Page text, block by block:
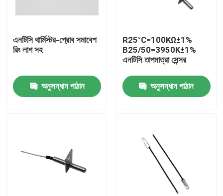
কারখানা ভ্রমণ
যোগাযোগ করুন
সারফেস মাউন্ট তাপমাত্রা সেন্সর
এনটিসি থার্মিস্টর-প্রোব সমাবেশ
রিং লাগ সহ
অনুসন্ধান পাঠান
R25°C=100KΩ±1%
B25/50=3950K±1%
এনটিসি তাপমাত্রা সেন্সর
অনুসন্ধান পাঠান